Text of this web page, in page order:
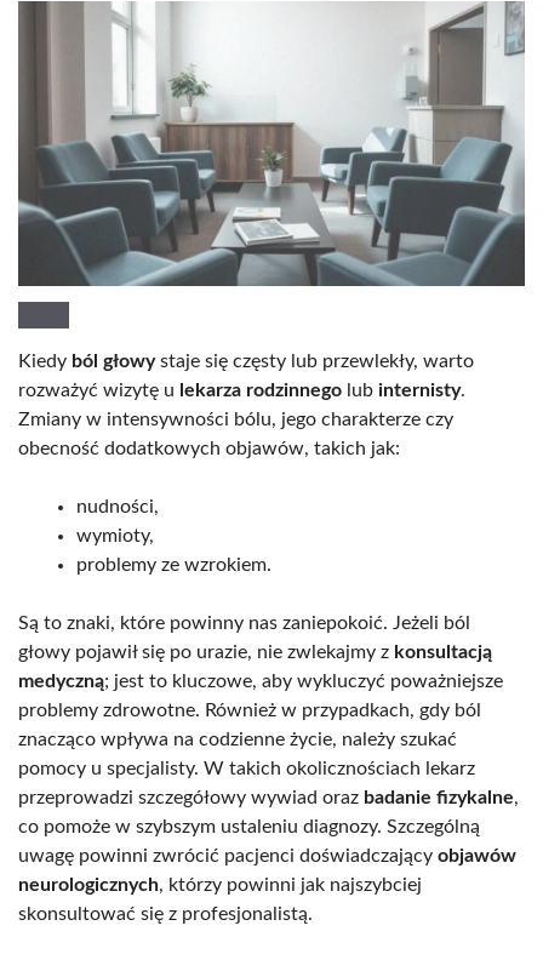
Kiedy ból głowystaje się częsty lub przewlekły, warto
rozważyć wizytę u lekarza rodzinnego lub internisty.
Zmiany w intensywności bólu, jego charakterze czy
obecność dodatkowych objawów, takich jak:
nudności,
wymioty,
problemy ze wzrokiem.
Są to znaki, które powinny nas zaniepokoić. Jeżeli ból
głowy pojawił się po urazie, nie zwlekajmy z konsultacją
medyczną; jest to kluczowe, aby wykluczyć poważniejsze
problemy zdrowotne. Również w przypadkach, gdy ból
znacząco wpływa na codzienne życie, należy szukać
pomocy u specjalisty. W takich okolicznościach lekarz
przeprowadzi szczegółowy wywiad oraz badanie fizykalne,
co pomoże w szybszym ustaleniu diagnozy. Szczególną
uwagę powinni zwrócić pacjenci doświadczający objawów
neurologicznych, którzy powinni jak najszybciej
skonsultować się z profesjonalistą.